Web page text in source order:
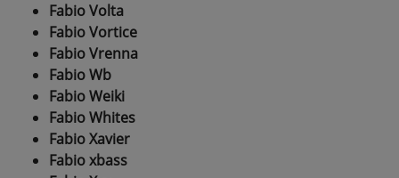
Fabio Volta
Fabio Vortice
Fabio Vrenna
Fabio Wb
Fabio Weiki
Fabio Whites
Fabio Xavier
Fabio xbass